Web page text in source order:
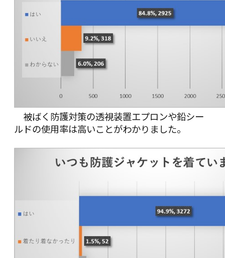
被ばく防護対策の透視装置エプロンや鉛シー
ルドの使用率は高いことがわかりました。